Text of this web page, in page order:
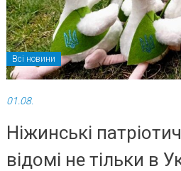
Всі новини
01.08.
Ніжинські
відомі не тільки в